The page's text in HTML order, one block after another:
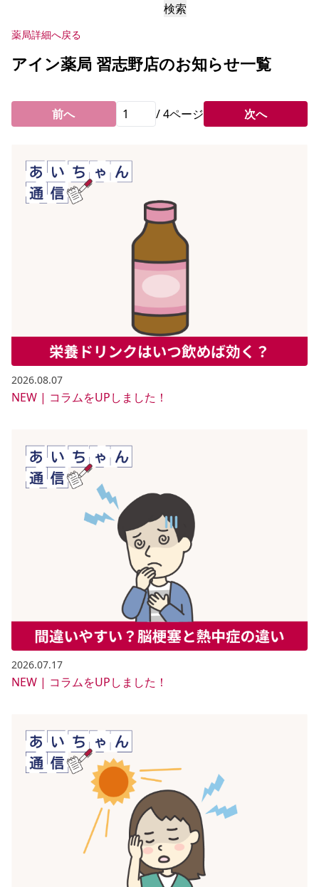
検索
薬局詳細へ戻る
アイン薬局 習志野店のお知らせ一覧
前へ /4ページ 次へ
2026.08.07
NEW | コラムをUPしました！
2026.07.17
NEW | コラムをUPしました！